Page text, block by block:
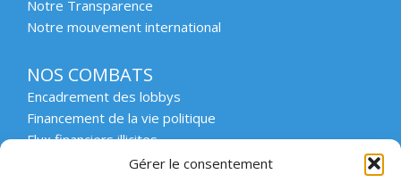
Gérer le consentement
Notre Transparence
Notre mouvement international
NOS COMBATS
Encadrement des lobbys
Financement de la vie politique
Flux financiers illicites
Intégrité et transparence du secteur privé